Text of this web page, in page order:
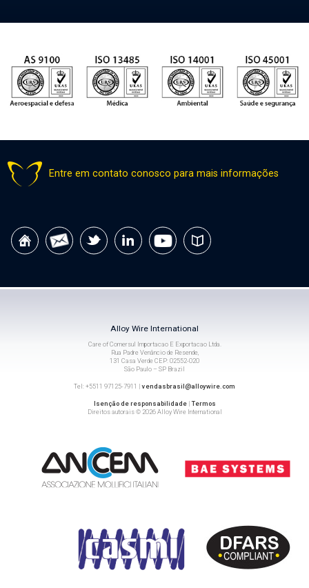
Entre em contato conosco para mais informações
Alloy Wire International
Care of Comersul Importacao E Exportacao Ltda.
Rua Padre Venâncio de Resende,
131 Casa Verde CEP: 02552-020
São Paulo – SP Brazil
Tel: +5511 97125-7911 |vendasbrasil@alloywire.com
Isenção de responsabilidade|Termos
Direitos autorais © 2026 Alloy Wire International